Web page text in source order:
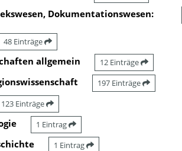
Dokumentationswesen:
48 Einträge
allgemein 12 Einträge
197 Einträge
123 Einträge
1 Eintrag
1 Eintrag